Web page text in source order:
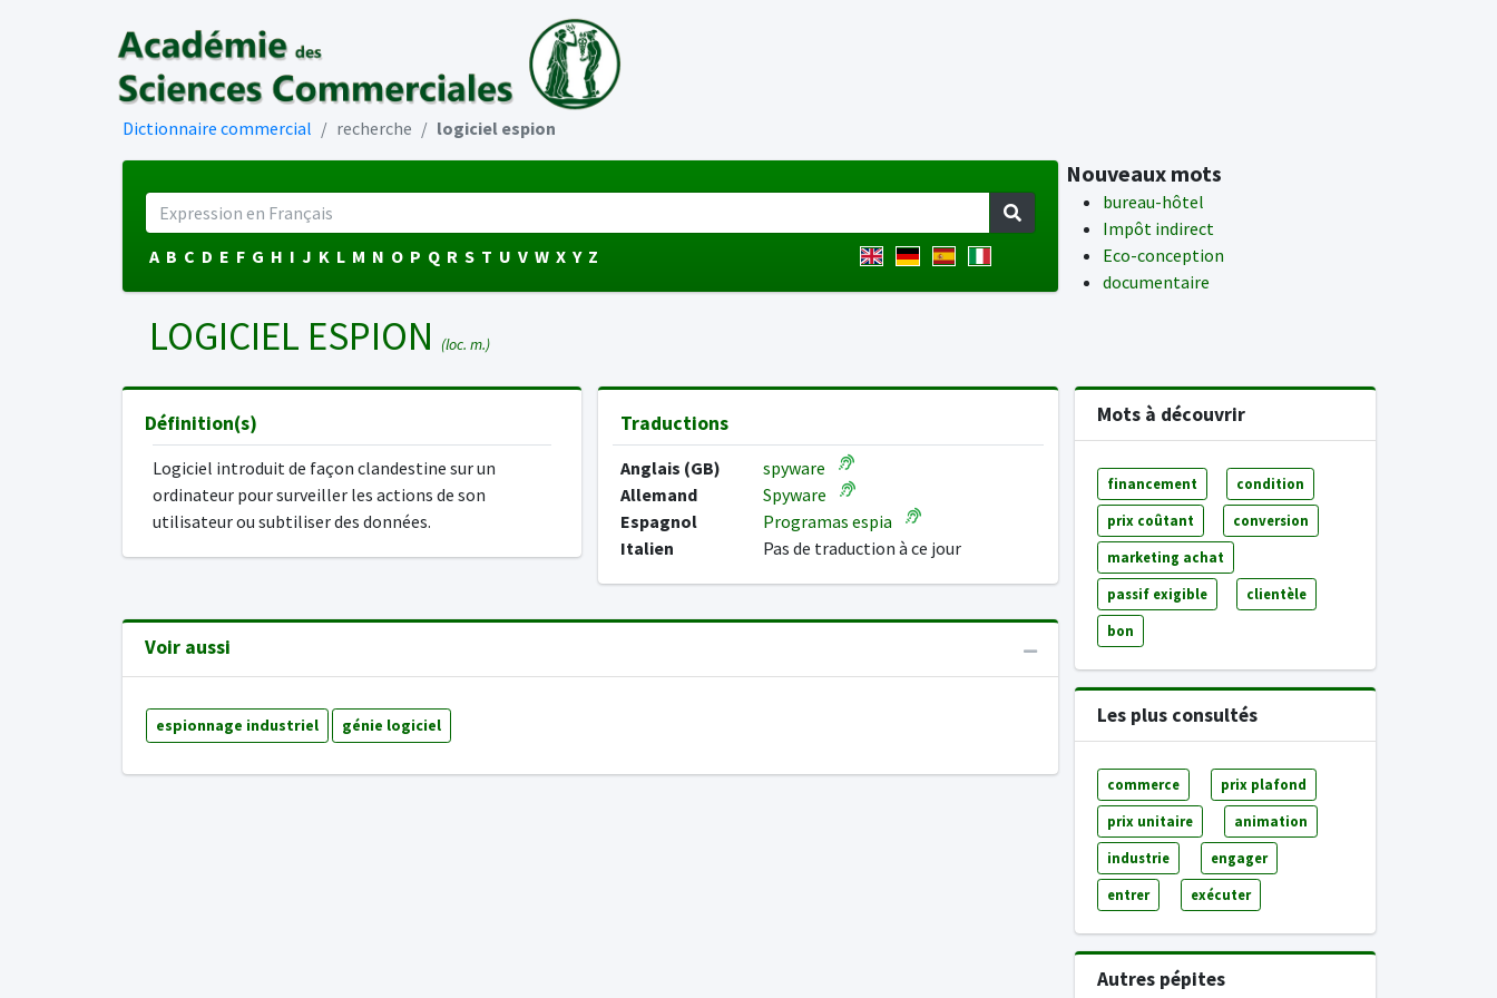
Dictionnaire commercial recherche logiciel espion
A B C D E F G H I J K L M N O P Q R S T U V W X Y Z
Nouveaux mots
bureau-hôtel
Impôt indirect
Eco-conception
documentaire
LOGICIEL ESPION (loc. m.)
Définition(s)
Logiciel introduit de façon clandestine sur un
ordinateur pour surveiller les actions de son
utilisateur ou subtiliser des données.
Traductions
Anglais (GB)
spyware
Allemand
Spyware
Espagnol
Programas espia
Italien
Pas de traduction à ce jour
Voir aussi
espionnage industriel génie logiciel
Mots à découvrir
financement condition
prix coûtant conversion
marketing achat
passif exigible clientèle
bon
Les plus consultés
commerce prix plafond
prix unitaire animation
industrie engager
entrer exécuter
Autres pépites